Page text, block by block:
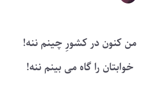
من کنون در کشورِ چینم ننه!
خوابتان را گاه می بینم ننه!